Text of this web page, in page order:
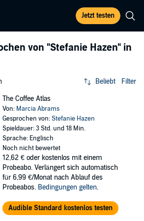
Jetzt testen
von "Stefanie Hazen" in
Beliebt Filter
The Coffee Atlas
Von: Marcia Abrams
Gesprochen von:Stefanie Hazen
Spieldauer: 3 Std. und 18 Min.
Sprache: Englisch
Noch nicht bewertet
12,62 € oder kostenlos mit einem
Probeabo. Verlängert sich automatisch
für 6,99 €/Monat nach Ablauf des
Probeabos. Bedingungen gelten.
Audible Standard kostenlos testen